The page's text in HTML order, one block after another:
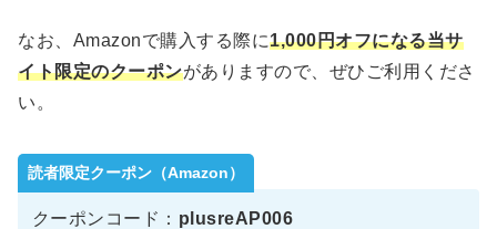
なお、Amazonで購入する際に1,000円オフになる当サ
イト限定のクーポンがありますので、ぜひご利用くださ
い。
読者限定クーポン（Amazon）
クーポンコード： plusreAP006